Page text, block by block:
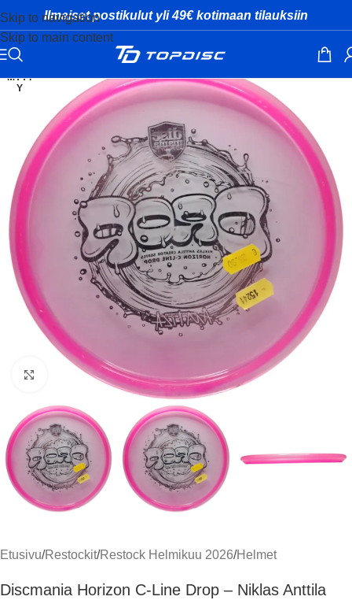
Skip to navigation
Skip to main content
Ilmaiset postikulut yli 49€ kotimaan tilauksiin
MYYT
Y
Klikkaa suuremmaksi
Etusivu/Restockit/Restock Helmikuu 2026/Helmet
Discmania Horizon C-Line Drop – Niklas Anttila